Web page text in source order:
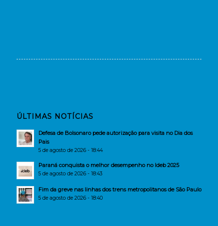
ÚLTIMAS NOTÍCIAS
Defesa de Bolsonaro pede autorização para visita no Dia dos
Pais
5 de agosto de 2026 - 18:44
Paraná conquista o melhor desempenho no Ideb 2025
5 de agosto de 2026 - 18:43
Fim da greve nas linhas dos trens metropolitanos de São Paulo
5 de agosto de 2026 - 18:40